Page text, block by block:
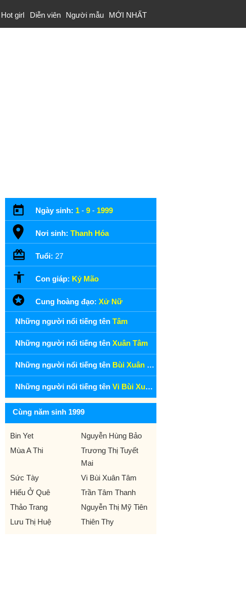
Hot girl Diễn viên Người mẫu MỚI NHẤT
Ngày sinh: 1 - 9 - 1999
Nơi sinh: Thanh Hóa
Tuổi: 27
Con giáp: Kỷ Mão
Cung hoàng đạo: Xử Nữ
Những người nổi tiếng tên Tâm
Những người nổi tiếng tên Xuân Tâm
Những người nổi tiếng tên Bùi Xuân Tâm
Những người nổi tiếng tên Vi Bùi Xuân Tâm
Cùng năm sinh 1999
Bin Yet
Nguyễn Hùng Bảo
Mùa A Thi
Trương Thị Tuyết
Mai
Sức Tày
Vi Bùi Xuân Tâm
Hiếu Ở Quê
Trần Tâm Thanh
Thảo Trang
Nguyễn Thị Mỹ Tiên
Lưu Thị Huệ
Thiên Thy